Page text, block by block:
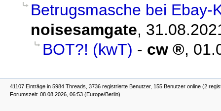
Betrugsmasche bei Ebay-
noisesamgate,
BOT?! (kwT) - cw ,
41107 Einträge in 5984 Threads, 3736 registrierte Benutzer, 155 Benutzer online (2
Forumszeit: 08.08.2026, 06:53 (Europe/Berlin)